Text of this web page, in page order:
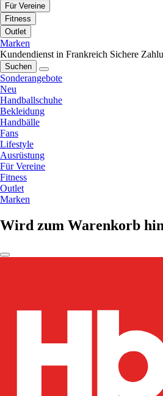
Für Vereine
Fitness
Outlet
Marken
Kundendienst in Frankreich Sichere
Suchen
Sonderangebote
Neu
Handballschuhe
Bekleidung
Handbälle
Fans
Lifestyle
Ausrüstung
Für Vereine
Fitness
Outlet
Marken
Wird zum Warenkorb